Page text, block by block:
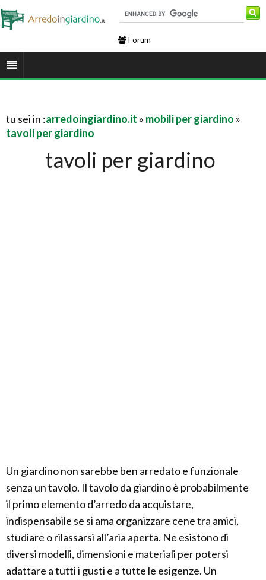
Forum
tu sei in :arredoingiardino.it » mobili per giardino »
tavoli per giardino
tavoli per giardino
Un giardino non sarebbe ben arredato e funzionale
senza un tavolo. Il tavolo da giardino è probabilmente
il primo elemento d’arredo da acquistare,
indispensabile se si ama organizzare cene tra amici,
studiare o rilassarsi all’aria aperta. Ne esistono di
diversi modelli, dimensioni e materiali per potersi
adattare a tutti i gusti e a tutte le esigenze. Un